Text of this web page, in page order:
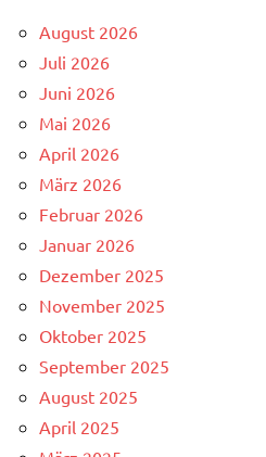
August 2026
Juli 2026
Juni 2026
Mai 2026
April 2026
März 2026
Februar 2026
Januar 2026
Dezember 2025
November 2025
Oktober 2025
September 2025
August 2025
April 2025